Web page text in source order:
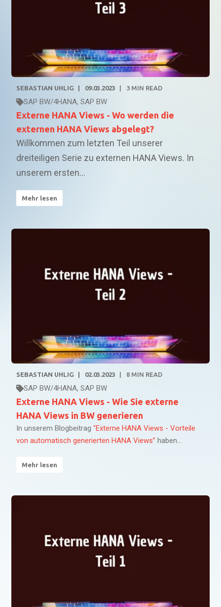
SEBASTIAN UHLIG 09.03.2023 3 MIN READ
SAP BW/4HANA, SAP BW
Externe HANA Views - Wo werden die
externen HANA Views abgelegt?
Willkommen zum letzten Teil unserer
dreiteiligen Serie zu externen HANA Views. In
unserem ersten...
Mehr lesen
SEBASTIAN UHLIG 02.03.2023 8 MIN READ
SAP BW/4HANA, SAP BW
Externe HANA Views - Wie Sie externe
HANA Views in BW generieren
In unserem Blogbeitrag "Externe HANA Views - Vorteile
von automatisch generierten HANA Views” haben...
Mehr lesen